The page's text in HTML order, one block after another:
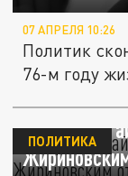
07 АПРЕЛЯ 10:26
Политик
76-м году
Кадровый
ПОЛИТИКА